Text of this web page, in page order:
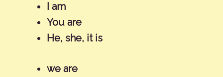
I am
You are
He, she, it is
we are